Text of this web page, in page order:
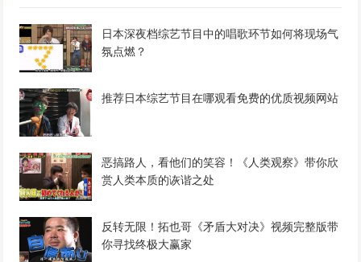
日本深夜档综艺节目中的唱歌环节如何将现场气
氛点燃？
推荐日本综艺节目在哪观看免费的优质视频网站
恶搞路人，看他们的笑容！《人类观察》带你欣
赏人类本质的诙谐之处
反转无限！拓也哥《矛盾大对决》视频完整版带
你寻找终极大赢家